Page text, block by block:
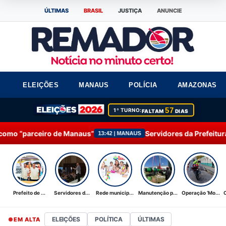
ÚLTIMAS BRASIL JUSTIÇA ANUNCIE
ELEIÇÕES MANAUS POLÍCIA AMAZONAS
1º TURNO:FALTAM57 DIAS
13:42 | MANAUS Servidores da Prefeitura de Manaus
Prefeito de ... Servidores d... Rede municip... Manutenção p... Operação ‘Mo...
EM ALTA ELEIÇÕES POLÍTICA ÚLTIMAS